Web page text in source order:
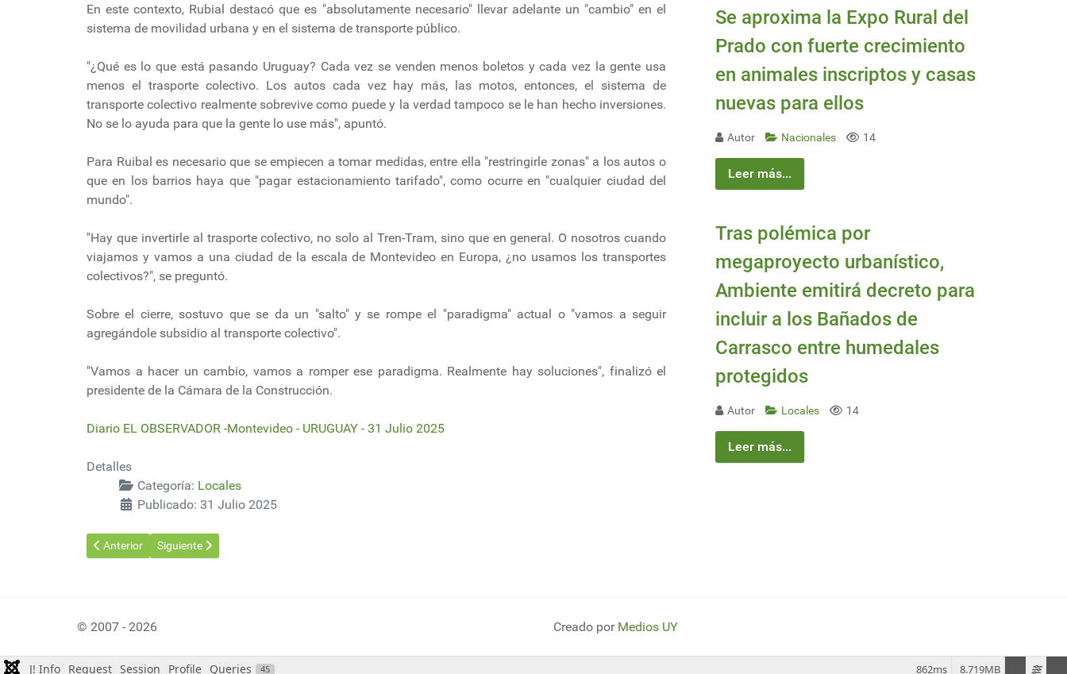
En este contexto, Rubial destacó que es "absolutamente necesario" llevar adelante un "cambio" en el
sistema de movilidad urbana y en el sistema de transporte público.
"¿Qué es lo que está pasando Uruguay? Cada vez se venden menos boletos y cada vez la gente usa
menos el trasporte colectivo. Los autos cada vez hay más, las motos, entonces, el sistema de
transporte colectivo realmente sobrevive como puede y la verdad tampoco se le han hecho inversiones.
No se lo ayuda para que la gente lo use más", apuntó.
Para Ruibal es necesario que se empiecen a tomar medidas, entre ella "restringirle zonas" a los autos o
que en los barrios haya que "pagar estacionamiento tarifado", como ocurre en "cualquier ciudad del
mundo".
"Hay que invertirle al trasporte colectivo, no solo al Tren-Tram, sino que en general. O nosotros cuando
viajamos y vamos a una ciudad de la escala de Montevideo en Europa, ¿no usamos los transportes
colectivos?", se preguntó.
Sobre el cierre, sostuvo que se da un "salto" y se rompe el "paradigma" actual o "vamos a seguir
agregándole subsidio al transporte colectivo".
"Vamos a hacer un cambio, vamos a romper ese paradigma. Realmente hay soluciones", finalizó el
presidente de la Cámara de la Construcción.
Diario EL OBSERVADOR -Montevideo - URUGUAY - 31 Julio 2025
Detalles
Categoría: Locales
Publicado: 31 Julio 2025
Artículo anterior: Nueva operativa con buques de ultramar
Anterior Artículo siguiente: La Ruta 8 tendrá la primera electrolinera del país, una estación de servicio eléctrica para camiones, ómnibus y autos
Siguiente
Se aproxima la Expo Rural del
Prado con fuerte crecimiento
en animales inscriptos y casas
nuevas para ellos
Autor Nacionales 14
Leer más...
Tras polémica por
megaproyecto urbanístico,
Ambiente emitirá decreto para
incluir a los Bañados de
Carrasco entre humedales
protegidos
Autor Locales 14
Leer más...
© 2007 - 2026 Creado por Medios UY
J! Info Request Session Profile Queries 45 8.719MB
862ms